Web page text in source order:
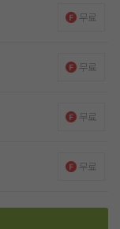
무료
무료
무료
무료